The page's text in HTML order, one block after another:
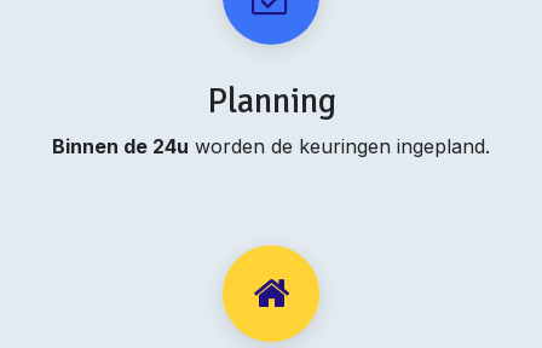
Planning
Binnen de 24u worden de keuringen ingepland.